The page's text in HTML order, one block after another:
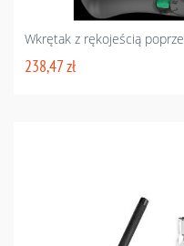
Wkrętak z rękojeścią
238,47 zł